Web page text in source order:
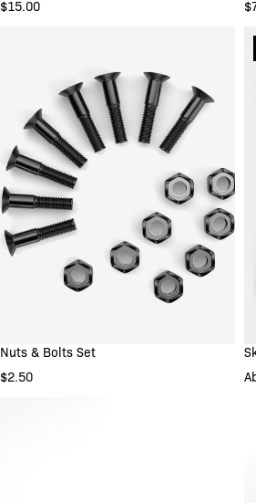
$15.00
IN DEN WARENKORB
Nuts & Bolts Set
$2.50